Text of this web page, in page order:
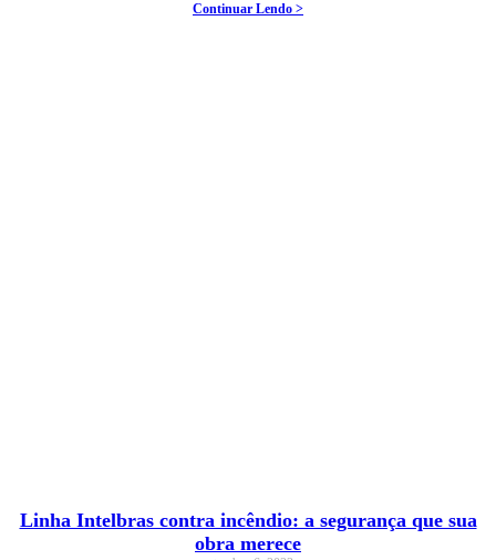
Continuar Lendo >
Linha Intelbras contra incêndio: a segurança que sua
obra merece